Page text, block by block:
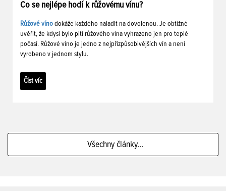
Co se nejlépe hodí k růžovému vínu?
Růžové víno dokáže každého naladit na dovolenou. Je obtížné
uvěřit, že kdysi bylo pití růžového vína vyhrazeno jen pro teplé
počasí. Růžové víno je jedno z nejpřizpůsobivějších vín a není
vyrobeno v jednom stylu.
Číst víc
Všechny články...